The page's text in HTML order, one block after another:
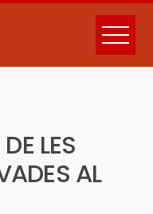
LES
AL